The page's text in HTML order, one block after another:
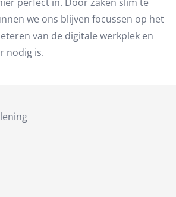
we ons blijven focussen op het
van de digitale werkplek en
nodig is.